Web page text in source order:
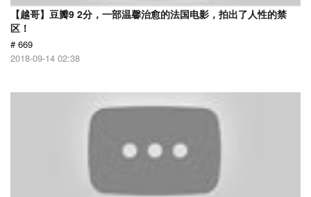
【越哥】豆瓣9 2分，一部温馨治愈的法国电影，拍出了人性的禁
区！
# 669
2018-09-14 02:38